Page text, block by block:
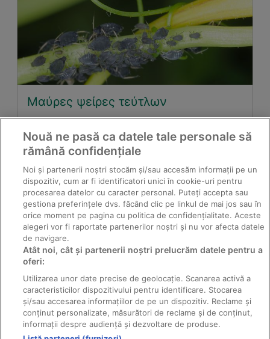
Μαύρες ψείρες τεύτλων
Κέρατο νηματώδης της πατάτας
Nouă ne pasă ca datele tale personale să
rămână confidențiale
Noi și partenerii noștri stocăm și/sau accesăm informații pe un
dispozitiv, cum ar fi identificatori unici în cookie-uri pentru
procesarea datelor cu caracter personal. Puteți accepta sau
gestiona preferințele dvs. făcând clic pe linkul de mai jos sau în
orice moment pe pagina cu politica de confidențialitate. Aceste
alegeri vor fi raportate partenerilor noștri și nu vor afecta datele
de navigare.
Atât noi, cât și partenerii noștri prelucrăm datele pentru a
oferi:
Utilizarea unor date precise de geolocație. Scanarea activă a
caracteristicilor dispozitivului pentru identificare. Stocarea
și/sau accesarea informațiilor de pe un dispozitiv. Reclame și
conținut personalizate, măsurători de reclame și de conținut,
informații despre audiență și dezvoltare de produse.